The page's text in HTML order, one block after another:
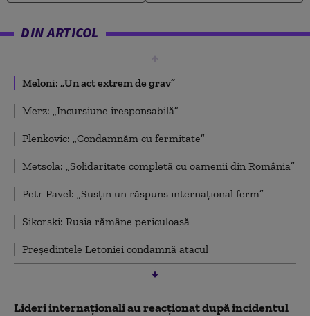
DIN ARTICOL
Meloni: „Un act extrem de grav”
Merz: „Incursiune iresponsabilă”
Plenkovic: „Condamnăm cu fermitate”
Metsola: „Solidaritate completă cu oamenii din România”
Petr Pavel: „Susțin un răspuns internațional ferm”
Sikorski: Rusia rămâne periculoasă
Președintele Letoniei condamnă atacul
Lideri internaționali au reacționat după incidentul